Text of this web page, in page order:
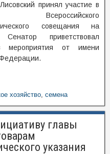
принял участие в
Всероссийского
совещания на
приветствовал
мероприятия от имени
хозяйство, семена
главы
указания